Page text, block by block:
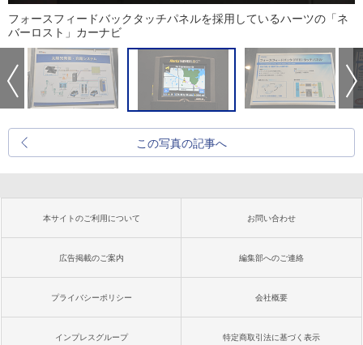
フォースフィードバックタッチパネルを採用しているハーツの「ネ
バーロスト」カーナビ
この写真の記事へ
本サイトのご利用について お問い合わせ
広告掲載のご案内 編集部へのご連絡
プライバシーポリシー 会社概要
インプレスグループ 特定商取引法に基づく表示